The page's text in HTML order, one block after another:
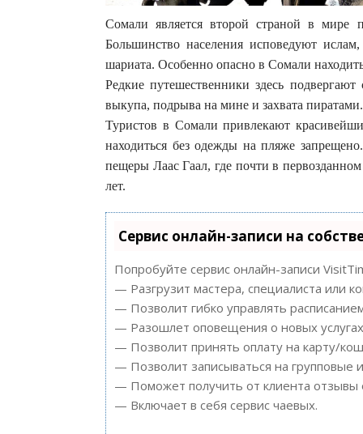
Сомали является второй страной в мире
Большинство населения исповедуют
шариата. Особенно опасно в Сомали
Редкие путешественники здесь
выкупа, подрыва на мине и захвата пиратами.
Туристов в Сомали привлекают
находиться без одежды на пляже
пещеры Лаас Гаал, где почти в
лет.
Сервис онлайн-записи на
Попробуйте сервис онлайн-записи
— Разгрузит мастера, специалиста или
— Позволит гибко управлять
— Разошлет оповещения о новых
— Позволит принять оплату на карту/
— Позволит записываться на групповые
— Поможет получить от клиента отзывы
— Включает в себя сервис чаевых.